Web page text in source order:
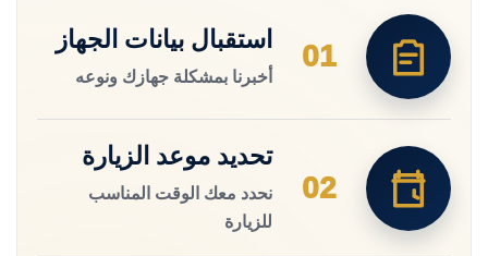
01
استقبال بيانات الجهاز
أخبرنا بمشكلة جهازك ونوعه
02
تحديد موعد الزيارة
نحدد معك الوقت المناسب
للزيارة